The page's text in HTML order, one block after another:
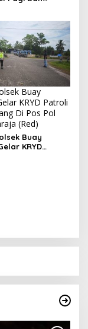
Buay
KRYD Patroli
Di Pos Pol
(Red)
Buay
KRYD